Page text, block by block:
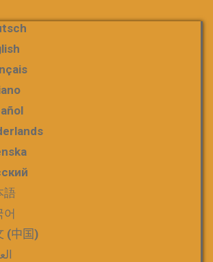
語
어
(中国)